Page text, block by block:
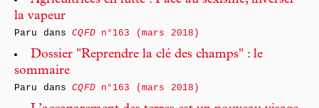
la vapeur
Paru dansCQFDn°163 (mars 2018)
Dossier "Reprendre la clé des champs" : le
sommaire
Paru dansCQFDn°163 (mars 2018)